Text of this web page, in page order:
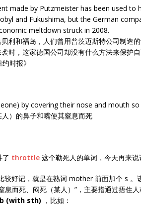
made by Putzmeister has been used to
and Fukushima, but the German
meltdown struck in 2008.
利和福岛，人们曾用普茨迈斯特公司制造
时，这家德国公司却没有什么方法来保护自
时报》
by covering their nose and mouth
）的鼻子和嘴使其窒息而死
了 throttle 这个勒死人的单词，今天再来
较好记，就是在熟词 mother 前面加个 s 。
息而死、闷死（某人）”，主要指通过捂住
(with sth) ，比如：